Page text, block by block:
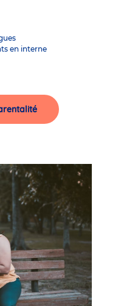
en interne